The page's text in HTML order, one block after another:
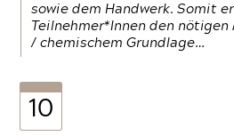
sowie dem Handwerk. Somit
Teilnehmer*Innen den
/ chemischem Grundlage…
10